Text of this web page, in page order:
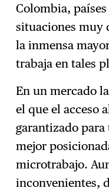
Colombia,
situaciones muy
la inmensa
trabaja en tales
En un mercado
el que el acceso
garantizado para
mejor
microtrabajo.
inconvenientes,